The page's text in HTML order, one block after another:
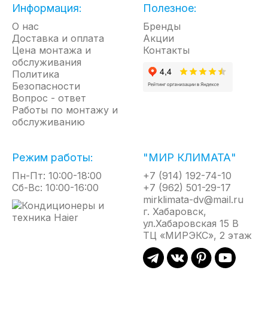
Информация:
О нас
Доставка и оплата
Цена монтажа и
обслуживания
Политика
Безопасности
Вопрос - ответ
Работы по монтажу и
обслуживанию
Полезное:
Бренды
Акции
Контакты
Режим работы:
Пн-Пт: 10:00-18:00
Сб-Вс: 10:00-16:00
"МИР КЛИМАТА"
+7 (914) 192-74-10
+7 (962) 501-29-17
mirklimata-dv@mail.ru
г. Хабаровск,
ул.Хабаровская 15 В
ТЦ «МИРЭКС», 2 этаж